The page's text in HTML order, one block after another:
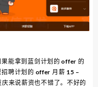
能拿到蓝剑计划的 offer 的
聘计划的 offer 月薪 15 –
来说薪资也不错了。不好的